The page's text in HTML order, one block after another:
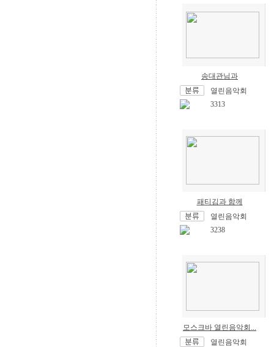
송대관님과
열린음악회
3313
패티김과 함께
열린음악회
3238
모스크바 열린음악회...
열린음악회